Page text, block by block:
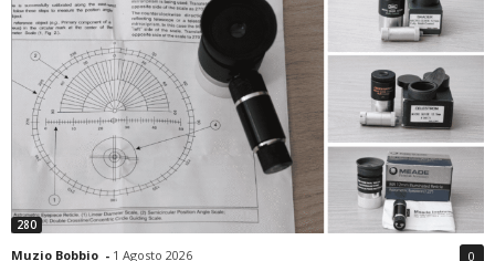
280
Muzio Bobbio - 1 Agosto 2026 0